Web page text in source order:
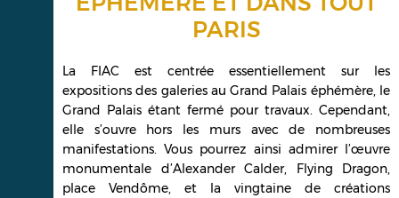
PARIS
La FIAC est centrée essentiellement sur les
expositions des galeries au Grand Palais éphémère, le
Grand Palais étant fermé pour travaux. Cependant,
elle s’ouvre hors les murs avec de nombreuses
manifestations. Vous pourrez ainsi admirer l’œuvre
monumentale d’Alexander Calder, Flying Dragon,
place Vendôme, et la vingtaine de créations